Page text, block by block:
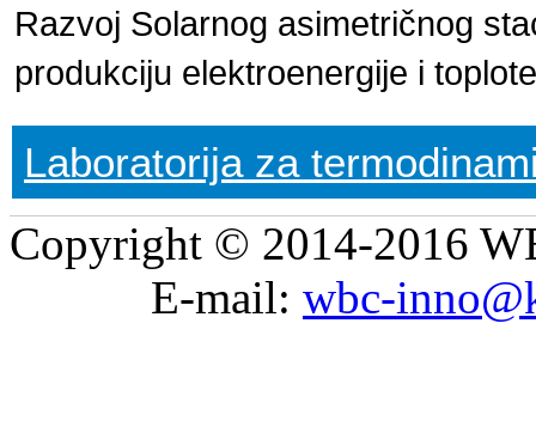
Razvoj Solarnog asimetričnog
produkciju elektroenergije i
Laboratorija za
Copyright © 2014-2016
E-mail: wbc-